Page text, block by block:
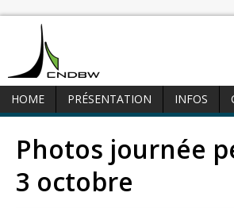
HOME PRÉSENTATION INFOS
Photos journée
3 octobre